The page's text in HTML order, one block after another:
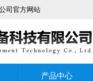
司官方网站
产品中心